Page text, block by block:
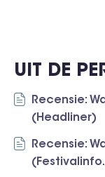
UIT DE
Recensie:
(Headliner)
Recensie: